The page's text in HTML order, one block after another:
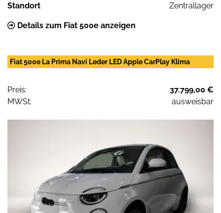
Standort Zentrallager
Details zum Fiat 500e anzeigen
Fiat 500e La Prima Navi Leder LED Apple CarPlay Klima
Preis:
37.799,00 €
MWSt:
ausweisbar